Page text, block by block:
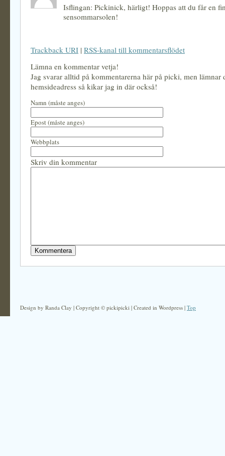
Isflingan: Pickinick, härligt! Hoppas att du får en
sensommarsolen!
Trackback URI | RSS-kanal till kommentarsflödet
Lämna en kommentar vetja!
Jag svarar alltid på kommentarerna här på picki, men lämnar
hemsideadress så kikar jag in där också!
Namn (måste anges)
Epost (måste anges)
Webbplats
Skriv din kommentar
Design by Randa Clay | Copyright © pickipicki | Created in Wordpress | Top